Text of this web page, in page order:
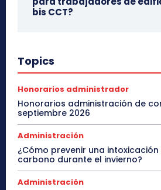
bis CCT?
Topics
Honorarios administrador
Honorarios administración de
septiembre 2026
Administración
¿Cómo prevenir una
carbono durante el invierno?
Administración